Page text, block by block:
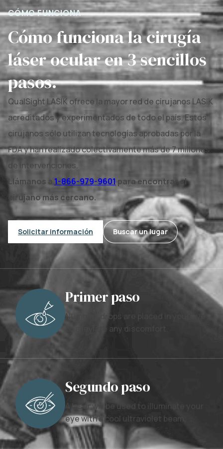
CÓMO FUNCIONA
Cómo funciona la cirugía
láser ocular en 3 sencillos
pasos.
QualSight LASIK ofrece la mayor red de cirujanos LASIK
acreditados y experimentados de todo el país. Estos
cirujanos sólo utilizan tecnologías aprobadas por la
FDA y han realizado colectivamente más de 7 millones
de intervenciones.
Llámanos a 1-866-979-9601 para encontrar el
cirujano más cercano.
Solicitar información Buscar un lugar
Primer paso
Numbing drops are placed in your eye
to alleviate any discomfort.
Segundo paso
A laser will be used to illuminate your
eye with a cool ultraviolet beam.